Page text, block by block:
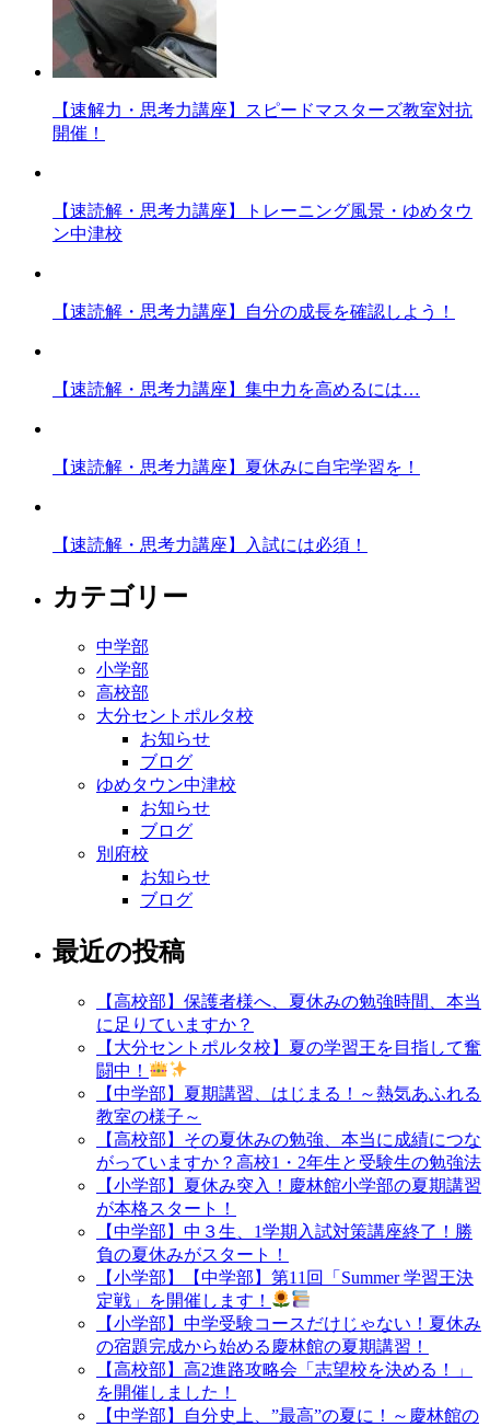
【速解力・思考力講座】スピードマスターズ教室対抗
開催！
【速読解・思考力講座】トレーニング風景・ゆめタウ
ン中津校
【速読解・思考力講座】自分の成長を確認しよう！
【速読解・思考力講座】集中力を高めるには…
【速読解・思考力講座】夏休みに自宅学習を！
【速読解・思考力講座】入試には必須！
カテゴリー
中学部
小学部
高校部
大分セントポルタ校
お知らせ
ブログ
ゆめタウン中津校
お知らせ
ブログ
別府校
お知らせ
ブログ
最近の投稿
【高校部】保護者様へ、夏休みの勉強時間、本当
に足りていますか？
【大分セントポルタ校】夏の学習王を目指して奮
闘中！
【中学部】夏期講習、はじまる！～熱気あふれる
教室の様子～
【高校部】その夏休みの勉強、本当に成績につな
がっていますか？高校1・2年生と受験生の勉強法
【小学部】夏休み突入！慶林館小学部の夏期講習
が本格スタート！
【中学部】中３生、1学期入試対策講座終了！勝
負の夏休みがスタート！
【小学部】【中学部】第11回「Summer 学習王決
定戦」を開催します！
【小学部】中学受験コースだけじゃない！夏休み
の宿題完成から始める慶林館の夏期講習！
【高校部】高2進路攻略会「志望校を決める！」
を開催しました！
【中学部】自分史上、”最高”の夏に！～慶林館の